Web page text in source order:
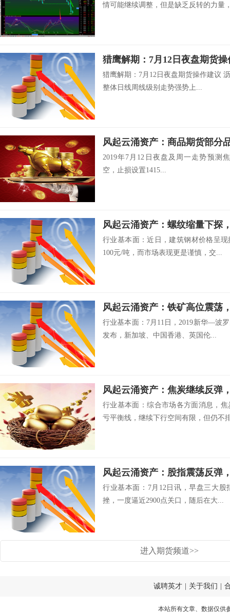
情可能继续调整，但是缺乏反转的力量
猎鹰解期：7月12日夜盘期货操
猎鹰解期：7月12日夜盘期货操作建议
整体日线周线级别走势强势上...
2019年7月12日夜盘及周一走势预测
空，止损设置1415...
风起云涌资产：螺纹缩量下探
行业基本面：近日，建筑钢材价格呈
100元/吨，而市场表现更是谨慎，交...
风起云涌资产：铁矿高位震荡
行业基本面：7月11日，2019新华—波
发布，新加坡、中国香港、英国伦...
风起云涌资产：焦炭继续反弹
行业基本面：综合市场各方面消息，
亏平衡线，继续下行空间有限，但仍不
风起云涌资产：股指震荡反弹
行业基本面：7月12日讯，早盘三大
挫，一度逼近2900点关口，随后在大...
进入期货频道>>
诚聘英才 | 关于我们 |
本站所有文章、数据仅供